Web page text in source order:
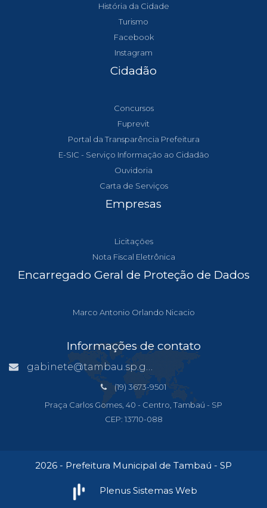
História da Cidade
Turismo
Facebook
Instagram
Cidadão
Concursos
Fuprevit
Portal da Transparência Prefeitura
E-SIC - Serviço Informação ao Cidadão
Ouvidoria
Carta de Serviços
Empresas
Licitações
Nota Fiscal Eletrônica
Encarregado Geral de Proteção de Dados
Marco Antonio Orlando Nicacio
Informações de contato
gabinete@tambau.sp.gov.br
(19) 3673-9501
Praça Carlos Gomes, 40 - Centro, Tambaú - SP
CEP: 13710-088
2026 - Prefeitura Municipal de Tambaú - SP
Plenus Sistemas Web